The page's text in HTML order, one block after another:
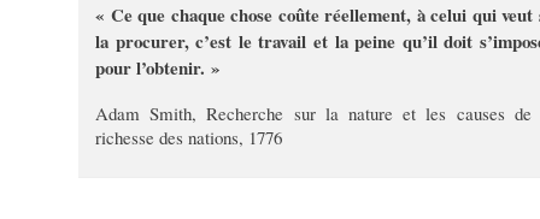
« Ce que chaque chose coûte réellement, à celui qui veut
la procurer, c’est le travail et la peine qu’il doit
pour l’obtenir. »
Adam Smith, Recherche sur la nature et les causes de
richesse des nations, 1776